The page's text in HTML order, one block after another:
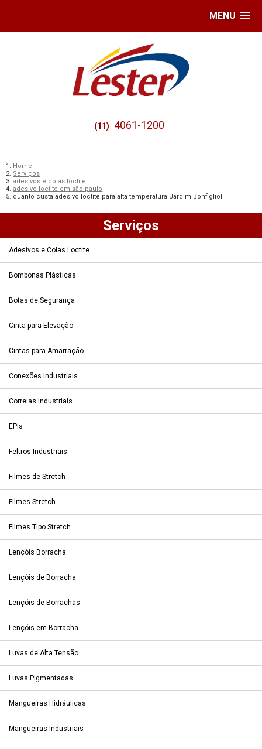
MENU
(11) 4061-1200
Home
Serviços
adesivos e colas loctite
adesivo loctite em são paulo
quanto custa adesivo loctite para alta temperatura Jardim Bonfiglioli
Serviços
Adesivos e Colas Loctite
Bombonas Plásticas
Botas de Segurança
Cinta para Elevação
Cintas para Amarração
Conexões Industriais
Correias Industriais
EPIs
Feltros Industriais
Filmes de Stretch
Filmes Stretch
Filmes Tipo Stretch
Lençóis Borracha
Lençóis de Borracha
Lençóis de Borrachas
Lençóis em Borracha
Luvas de Alta Tensão
Luvas Pigmentadas
Mangueiras Hidráulicas
Mangueiras Industriais